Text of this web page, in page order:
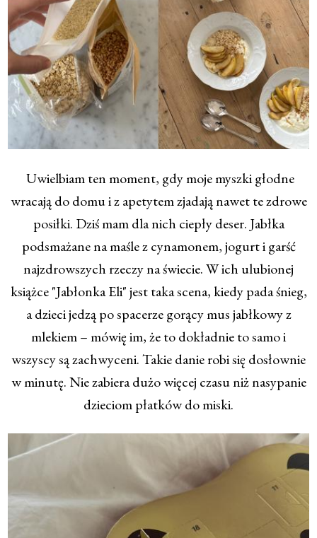
Uwielbiam ten moment, gdy moje myszki głodne
wracają do domu i z apetytem zjadają nawet te zdrowe
posiłki. Dziś mam dla nich ciepły deser. Jabłka
podsmażane na maśle z cynamonem, jogurt i garść
najzdrowszych rzeczy na świecie. W ich ulubionej
książce "Jabłonka Eli" jest taka scena, kiedy pada śnieg,
a dzieci jedzą po spacerze gorący mus jabłkowy z
mlekiem – mówię im, że to dokładnie to samo i
wszyscy są zachwyceni. Takie danie robi się dosłownie
w minutę. Nie zabiera dużo więcej czasu niż nasypanie
dzieciom płatków do miski.